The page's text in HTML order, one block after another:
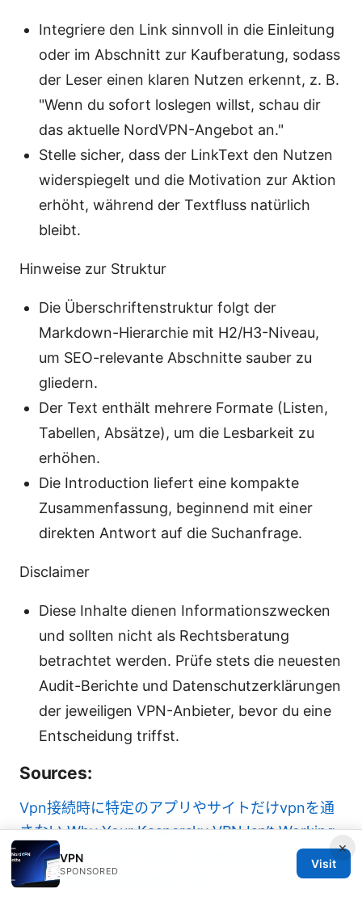
Integriere den Link sinnvoll in die Einleitung
oder im Abschnitt zur Kaufberatung, sodass
der Leser einen klaren Nutzen erkennt, z. B.
"Wenn du sofort loslegen willst, schau dir
das aktuelle NordVPN-Angebot an."
Stelle sicher, dass der LinkText den Nutzen
widerspiegelt und die Motivation zur Aktion
erhöht, während der Textfluss natürlich
bleibt.
Hinweise zur Struktur
Die Überschriftenstruktur folgt der
Markdown-Hierarchie mit H2/H3-Niveau,
um SEO-relevante Abschnitte sauber zu
gliedern.
Der Text enthält mehrere Formate (Listen,
Tabellen, Absätze), um die Lesbarkeit zu
erhöhen.
Die Introduction liefert eine kompakte
Zusammenfassung, beginnend mit einer
direkten Antwort auf die Suchanfrage.
Disclaimer
Diese Inhalte dienen Informationszwecken
und sollten nicht als Rechtsberatung
betrachtet werden. Prüfe stets die neuesten
Audit-Berichte und Datenschutzerklärungen
der jeweiligen VPN-Anbieter, bevor du eine
Entscheidung triffst.
Sources:
Vpn接続時に特定のアプリやサイトだけvpnを通
さない Why Your Kaspersky VPN Isn’t Working
and How to Fix It Fast: Troubleshooting Tips,
Alternatives, and Safety Tips
×
VPN
SPONSORED
Visit